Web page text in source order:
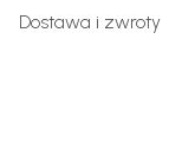
Dostawa i zwroty